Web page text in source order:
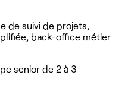
de suivi de projets,
back-office métier
senior de 2 à 3